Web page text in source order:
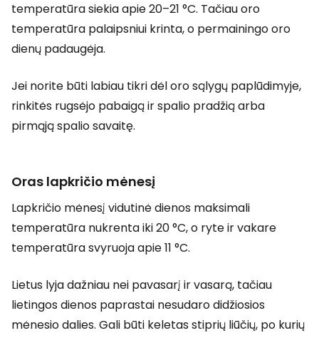
temperatūra siekia apie 20–21 °C. Tačiau oro
temperatūra palaipsniui krinta, o permainingo oro
dienų padaugėja.
Jei norite būti labiau tikri dėl oro sąlygų paplūdimyje,
rinkitės rugsėjo pabaigą ir spalio pradžią arba
pirmąją spalio savaitę.
Oras lapkričio mėnesį
Lapkričio mėnesį vidutinė dienos maksimali
temperatūra nukrenta iki 20 °C, o ryte ir vakare
temperatūra svyruoja apie 11 °C.
Lietus lyja dažniau nei pavasarį ir vasarą, tačiau
lietingos dienos paprastai nesudaro didžiosios
mėnesio dalies. Gali būti keletas stiprių liūčių, po kurių